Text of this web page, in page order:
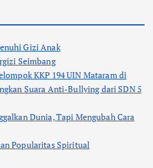
Gizi Anak
Seimbang
KKP 194 UIN Mataram di
Suara Anti-Bullying dari SDN 5
Dunia, Tapi Mengubah Cara
Popularitas Spiritual